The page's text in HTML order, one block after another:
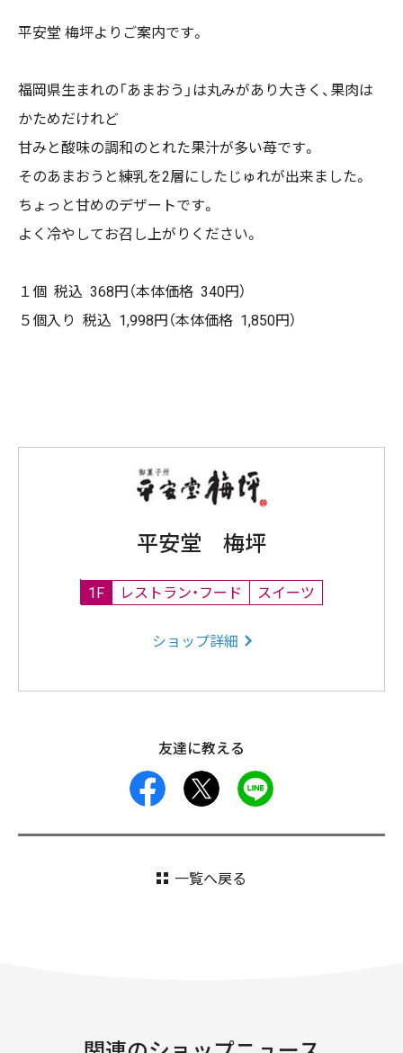
平安堂 梅坪よりご案内です。
福岡県生まれの「あまおう」は丸みがあり大きく、果肉は
かためだけれど
甘みと酸味の調和のとれた果汁が多い苺です。
そのあまおうと練乳を2層にしたじゅれが出来ました。
ちょっと甘めのデザートです。
よく冷やしてお召し上がりください。
１個 税込 368円（本体価格 340円）
５個入り 税込 1,998円（本体価格 1,850円）
平安堂 梅坪
1F レストラン・フード スイーツ
ショップ詳細
友達に教える
facebook
一覧へ戻る